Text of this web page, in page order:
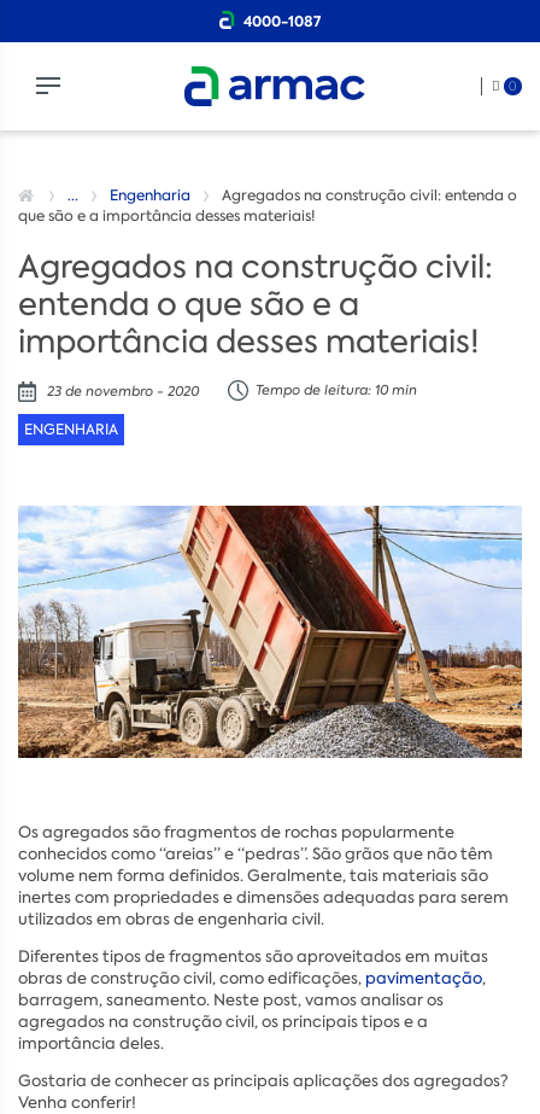
4000-1087
0
... Engenharia
Agregados na construção civil: entenda o
que são e a importância desses materiais!
Agregados na construção civil:
entenda o que são e a
importância desses materiais!
23 de novembro - 2020 Tempo de leitura: 10 min
ENGENHARIA
Os agregados são fragmentos de rochas popularmente
conhecidos como “areias” e “pedras”. São grãos que não têm
volume nem forma definidos. Geralmente, tais materiais são
inertes com propriedades e dimensões adequadas para serem
utilizados em obras de engenharia civil.
Diferentes tipos de fragmentos são aproveitados em muitas
obras de construção civil, como edificações, pavimentação,
barragem, saneamento. Neste post, vamos analisar os
agregados na construção civil, os principais tipos e a
importância deles.
Gostaria de conhecer as principais aplicações dos agregados?
Venha conferir!